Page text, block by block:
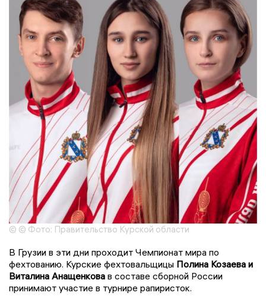
© © Фото: Правительство Курской области
В Грузии в эти дни проходит Чемпионат мира по
фехтованию. Курские фехтовальщицы Полина Козаева и
Виталина Анащенкова в составе сборной России
принимают участие в турнире рапиристок.